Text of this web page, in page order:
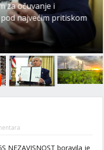
za očuvanje i
najvećim pritiskom
NEZAVISNOST boravila je